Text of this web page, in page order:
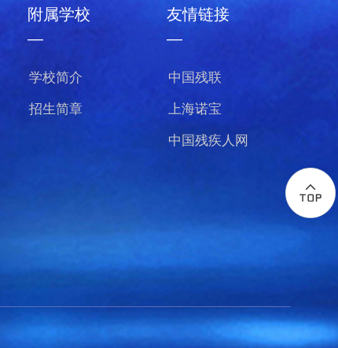
附属学校
—
学校简介
招生简章
友情链接
—
中国残联
上海诺宝
中国残疾人网